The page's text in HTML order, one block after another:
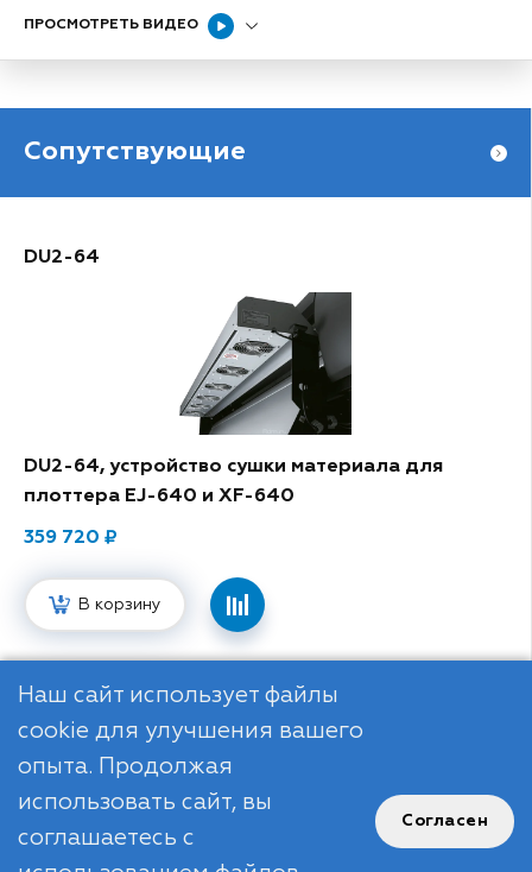
ПРОСМОТРЕТЬ ВИДЕО
Сопутствующие
DU2-64
DU2-64, устройство сушки материала для
плоттера EJ-640 и XF-640
359 720
В корзину
Наш сайт использует файлы
cookie для улучшения вашего
опыта. Продолжая
использовать сайт, вы
соглашаетесь с
Согласен